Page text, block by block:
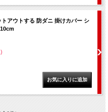
アウトする 防ダニ 掛けカバー シ